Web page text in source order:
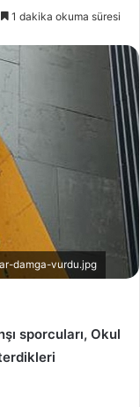
1 dakika okuma süresi
damga-vurdu.jpg
sporcuları, Okul